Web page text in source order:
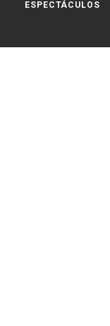
ESPECTÁCULOS